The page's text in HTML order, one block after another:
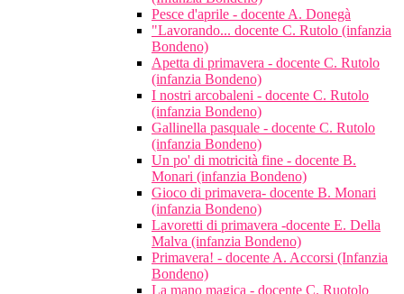
Pesce d'aprile - docente A. Donegà
"Lavorando... docente C. Rutolo (infanzia
Bondeno)
Apetta di primavera - docente C. Rutolo
(infanzia Bondeno)
I nostri arcobaleni - docente C. Rutolo
(infanzia Bondeno)
Gallinella pasquale - docente C. Rutolo
(infanzia Bondeno)
Un po' di motricità fine - docente B.
Monari (infanzia Bondeno)
Gioco di primavera- docente B. Monari
(infanzia Bondeno)
Lavoretti di primavera -docente E. Della
Malva (infanzia Bondeno)
Primavera! - docente A. Accorsi (Infanzia
Bondeno)
La mano magica - docente C. Ruotolo